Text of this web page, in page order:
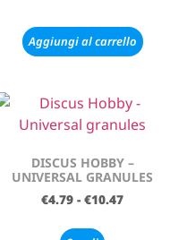
Aggiungi al carrello
DISCUS HOBBY –
UNIVERSAL GRANULES
€4.79 - €10.47